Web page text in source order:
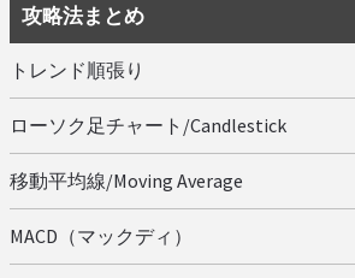
攻略法まとめ
トレンド順張り
ローソク足チャート/Candlestick
移動平均線/Moving Average
MACD（マックディ）